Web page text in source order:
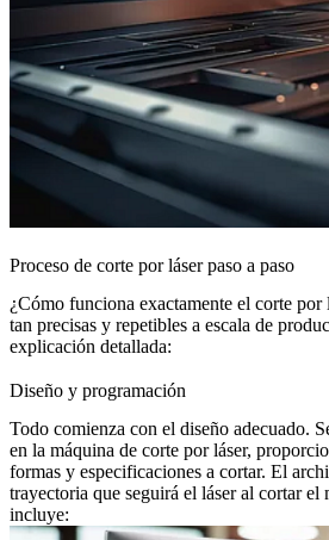
Proceso de corte por láser paso a paso
¿Cómo funciona exactamente el corte por
tan precisas y repetibles a escala de
explicación detallada:
Diseño y programación
Todo comienza con el diseño adecuado.
en la máquina de corte por láser,
formas y especificaciones a cortar. El
trayectoria que seguirá el láser al cortar
incluye: